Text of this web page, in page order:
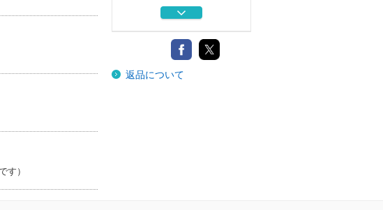
す）
クミジョを考える
日本の法
日本評論社
返品について